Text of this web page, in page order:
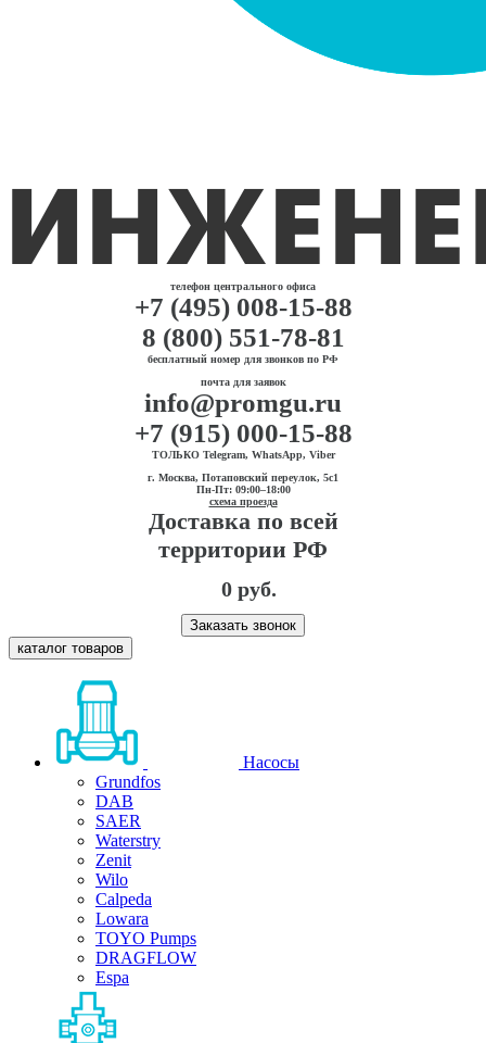
телефон центрального офиса
+7 (495) 008-15-88
8 (800) 551-78-81
бесплатный номер для звонков по РФ
почта для заявок
info@promgu.ru
+7 (915) 000-15-88
ТОЛЬКО Telegram, WhatsApp, Viber
г. Москва, Потаповский переулок, 5с1
Пн-Пт: 09:00–18:00
схема проезда
Доставка по всей
территории РФ
0 руб.
Заказать звонок
каталог товаров
Насосы
Grundfos
DAB
SAER
Waterstry
Zenit
Wilo
Calpeda
Lowara
TOYO Pumps
DRAGFLOW
Espa